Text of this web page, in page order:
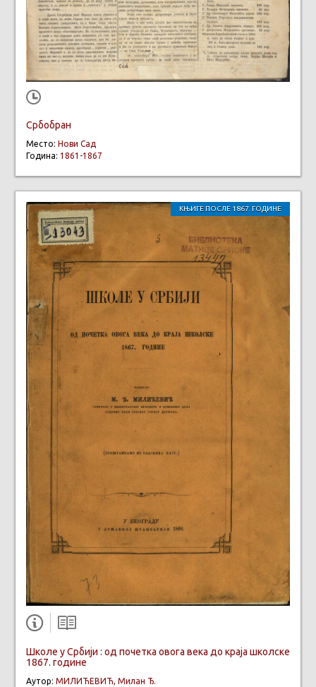
Србобран
Место: Нови Сад
Година: 1861-1867
КЊИГЕ ПОСЛЕ 1867. ГОДИНЕ
Школе у Србији : од почетка овога века до краја школске
1867. године
Аутор: МИЛИЋЕВИЋ, Милан Ђ.